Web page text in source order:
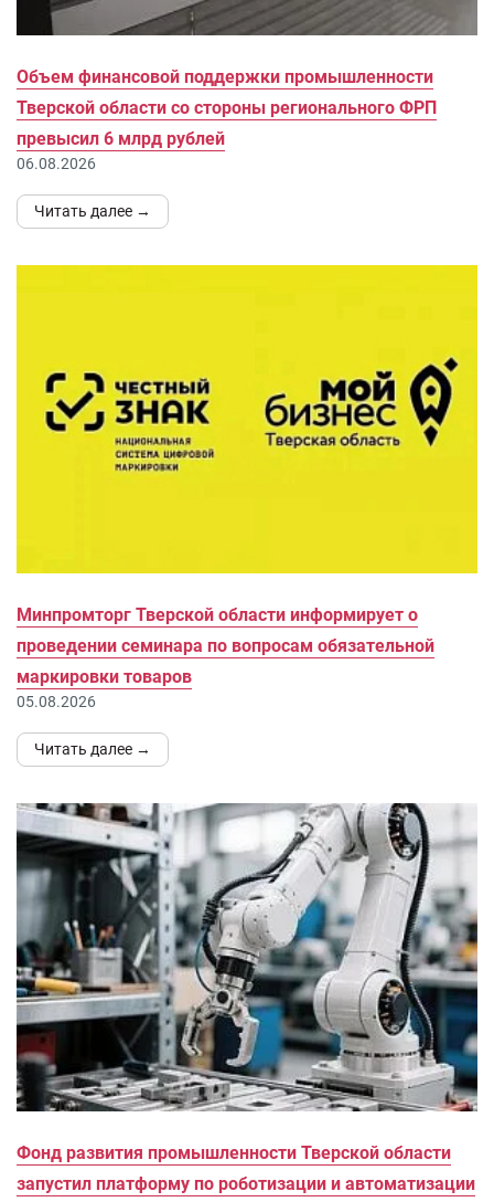
Объем финансовой поддержки промышленности
Тверской области со стороны регионального ФРП
превысил 6 млрд рублей
06.08.2026
Читать далее →
Минпромторг Тверской области информирует о
проведении семинара по вопросам обязательной
маркировки товаров
05.08.2026
Читать далее →
Фонд развития промышленности Тверской области
запустил платформу по роботизации и автоматизации